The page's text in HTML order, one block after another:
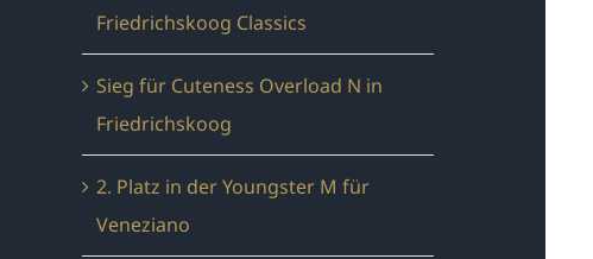
Friedrichskoog Classics
Sieg für Cuteness Overload N in
Friedrichskoog
2. Platz in der Youngster M für
Veneziano